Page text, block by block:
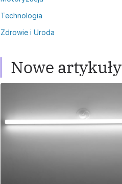
Technologia
Zdrowie i Uroda
Nowe artykuły